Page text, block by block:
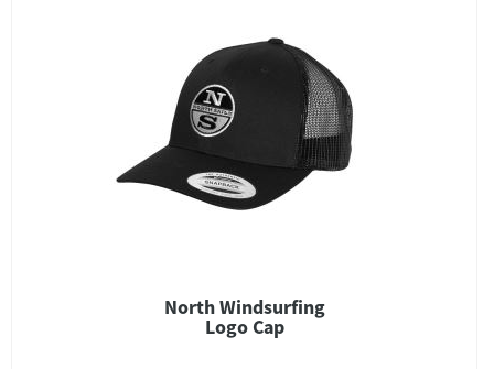
North Windsurfing
Logo Cap